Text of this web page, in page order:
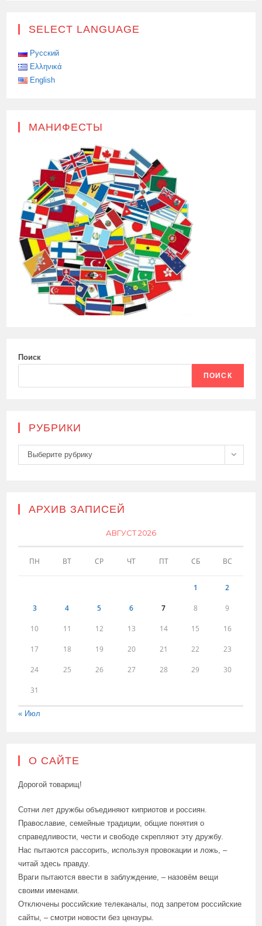
SELECT LANGUAGE
Русский
Ελληνικά
English
МАНИФЕСТЫ
Поиск
ПОИСК
РУБРИКИ
Рубрики
Выберите рубрику
АРХИВ ЗАПИСЕЙ
АВГУСТ 2026
ПН ВТ СР ЧТ ПТ СБ ВС
1 2
3 4 5 6 7 8 9
10 11 12 13 14 15 16
17 18 19 20 21 22 23
24 25 26 27 28 29 30
31
« Июл
О САЙТЕ
Дорогой товарищ!
Сотни лет дружбы объединяют киприотов и россиян.
Православие, семейные традиции, общие понятия о
справедливости, чести и свободе скрепляют эту дружбу.
Нас пытаются рассорить, используя провокации и ложь, –
читай здесь правду.
Враги пытаются ввести в заблуждение, – назовём вещи
своими именами.
Отключены российские телеканалы, под запретом российские
сайты, – смотри новости без цензуры.